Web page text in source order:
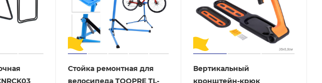
Стойка ремонтная для
велосипеда TOOPRE TL-
Вертикальный
кронштейн-крюк